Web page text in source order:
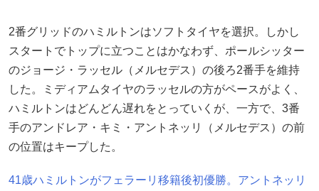
2番グリッドのハミルトンはソフトタイヤを選択。しかし
スタートでトップに立つことはかなわず、ポールシッター
のジョージ・ラッセル（メルセデス）の後ろ2番手を維持
した。ミディアムタイヤのラッセルの方がペースがよく、
ハミルトンはどんどん遅れをとっていくが、一方で、3番
手のアンドレア・キミ・アントネッリ（メルセデス）の前
の位置はキープした。
41歳ハミルトンがフェラーリ移籍後初優勝。アントネッリ